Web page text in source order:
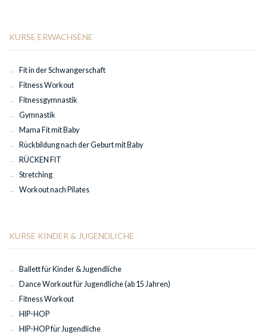
KURSE ERWACHSENE
Fit in der Schwangerschaft
Fitness Workout
Fitnessgymnastik
Gymnastik
Mama Fit mit Baby
Rückbildung nach der Geburt mit Baby
RÜCKEN FIT
Stretching
Workout nach Pilates
KURSE KINDER & JUGENDLICHE
Ballett für Kinder & Jugendliche
Dance Workout für Jugendliche (ab 15 Jahren)
Fitness Workout
HIP-HOP
HIP-HOP für Jugendliche